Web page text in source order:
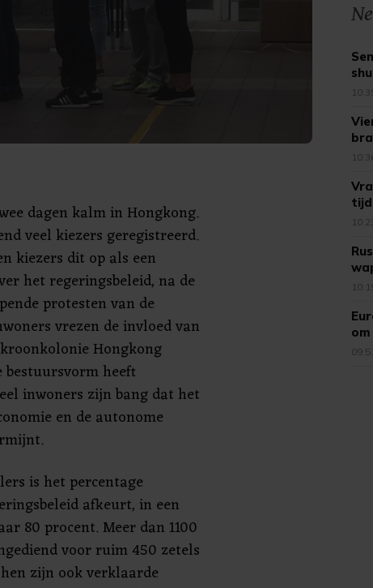
dagen kalm in Hongkong.
veel kiezers geregistreerd.
kiezers dit op als een
het regeringsbeleid, na de
protesten van de
vrezen de invloed van
Hongkong
heeft
inwoners zijn bang dat het
en de autonome
is het percentage
afkeurt, in een
80 procent. Meer dan 1100
voor ruim 450 zetels
zijn ook verklaarde